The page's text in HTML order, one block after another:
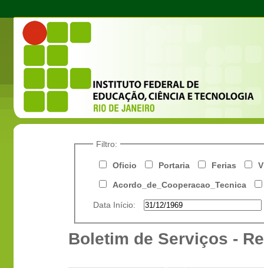
Filtro:
Oficio Portaria Ferias
Acordo_de_Cooperacao_Tecnica
Data Início:
Boletim de Serviços -